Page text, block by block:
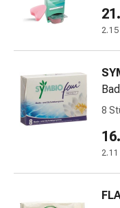
Gazen
Pflaster
Tapes
Zubehör
8